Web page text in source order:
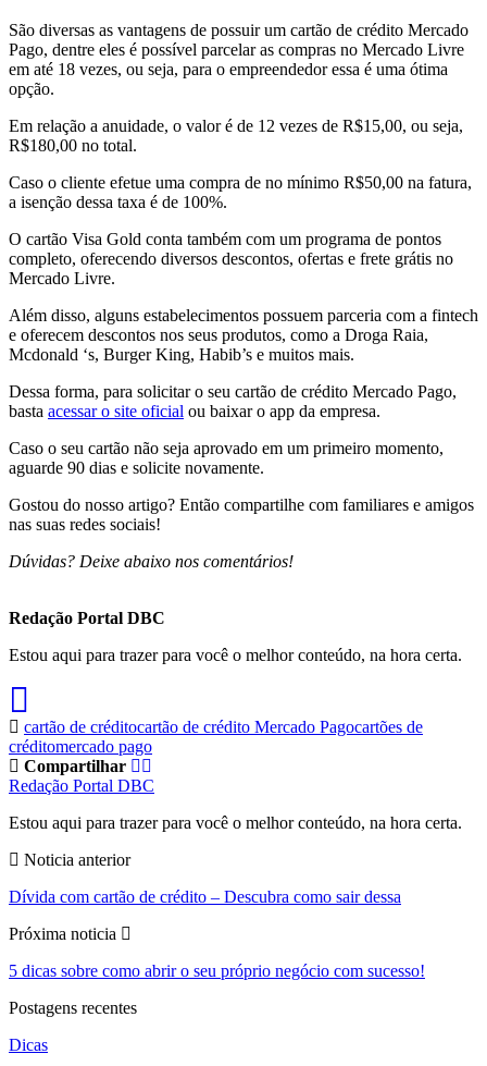
São diversas as vantagens de possuir um cartão de crédito Mercado
Pago, dentre eles é possível parcelar as compras no Mercado Livre
em até 18 vezes, ou seja, para o empreendedor essa é uma ótima
opção.
Em relação a anuidade, o valor é de 12 vezes de R$15,00, ou seja,
R$180,00 no total.
Caso o cliente efetue uma compra de no mínimo R$50,00 na fatura,
a isenção dessa taxa é de 100%.
O cartão Visa Gold conta também com um programa de pontos
completo, oferecendo diversos descontos, ofertas e frete grátis no
Mercado Livre.
Além disso, alguns estabelecimentos possuem parceria com a fintech
e oferecem descontos nos seus produtos, como a Droga Raia,
Mcdonald ‘s, Burger King, Habib’s e muitos mais.
Dessa forma, para solicitar o seu cartão de crédito Mercado Pago,
basta acessar o site oficial ou baixar o app da empresa.
Caso o seu cartão não seja aprovado em um primeiro momento,
aguarde 90 dias e solicite novamente.
Gostou do nosso artigo? Então compartilhe com familiares e amigos
nas suas redes sociais!
Dúvidas? Deixe abaixo nos comentários!
Redação Portal DBC
Estou aqui para trazer para você o melhor conteúdo, na hora certa.
cartão de créditocartão de crédito Mercado Pagocartões de
créditomercado pago
Compartilhar
Redação Portal DBC
Estou aqui para trazer para você o melhor conteúdo, na hora certa.
Noticia anterior
Dívida com cartão de crédito – Descubra como sair dessa
Próxima noticia
5 dicas sobre como abrir o seu próprio negócio com sucesso!
Postagens recentes
Dicas